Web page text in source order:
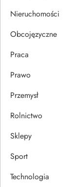
u
Nieruchomości
Obcojęzyczne
Praca
Prawo
Przemysł
Rolnictwo
Sklepy
Sport
Technologia